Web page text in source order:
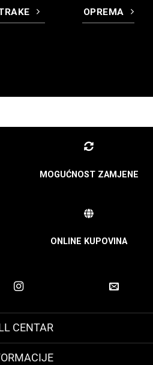
OPREMA
MOGUĆNOST ZAMJENE
ONLINE KUPOVINA
CENTAR